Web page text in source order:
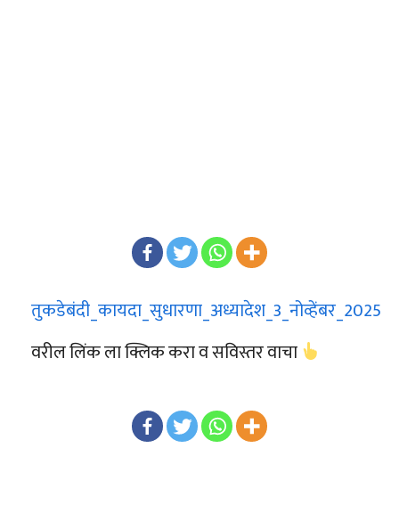
तुकडेबंदी_कायदा_सुधारणा_अध्यादेश_3_नोव्हेंबर_2025
वरील लिंक ला क्लिक करा व सविस्तर वाचा